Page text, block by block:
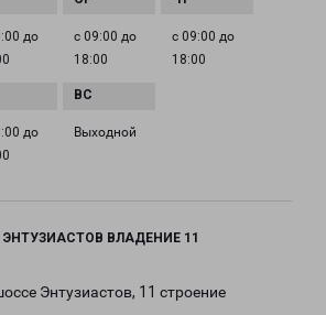
до
с 09:00 до
18:00
с 09:00 до
18:00
до
Выходной
ВЛАДЕНИЕ 11
Энтузиастов, 11 строение